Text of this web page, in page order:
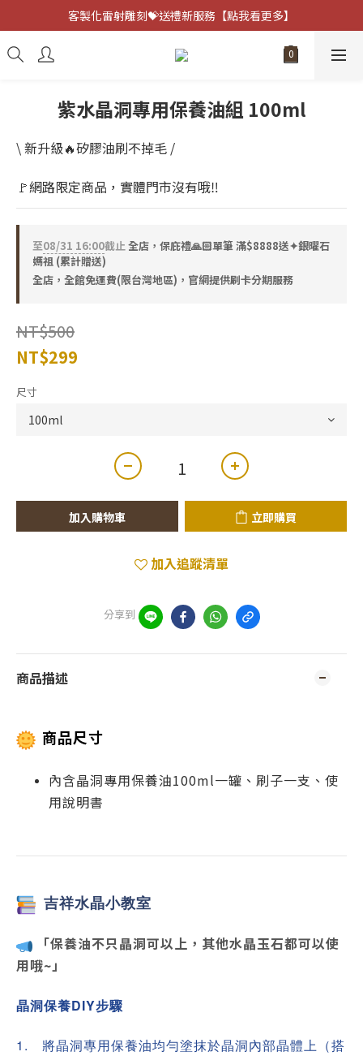
客製化雷射雕刻💝送禮新服務【點我看更多】
客製化雷射雕刻💝送禮新服務【點我看更多】
避邪防小人⚡指定黑曜石 任選兩件75折
紫水晶洞專用保養油組 100ml
\ 新升級🔥矽膠油刷不掉毛 /
🚩網路限定商品，實體門市沒有哦‼️
至08/31 16:00截止全店，保庇禮🙏🏻單筆 滿$8888送✦銀曜石
媽祖 (累計贈送)
全店，全館免運費(限台灣地區)，官網提供刷卡分期服務
NT$500
NT$299
尺寸
加入購物車 立即購買
加入追蹤清單
分享到
商品描述
商品尺寸
內含晶洞專用保養油100ml一罐、刷子一支、使
用說明書
吉祥水晶小教室
「保養油不只晶洞可以上，其他水晶玉石都可以使
用哦~」
晶洞保養DIY步驟
1.
將晶洞專用保養油均勻塗抹於晶洞內部晶體上（搭